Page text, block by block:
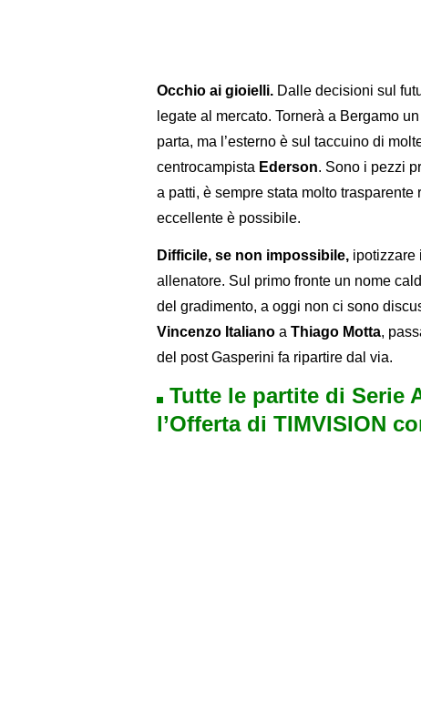
Occhio ai gioielli. Dalle decisioni sul
legate al mercato. Tornerà a Bergamo
parta, ma l’esterno è sul taccuino di
centrocampista Ederson. Sono i pezzi
a patti, è sempre stata molto
eccellente è possibile.
Difficile, se non impossibile, ipotizzare
allenatore. Sul primo fronte un nome
del gradimento, a oggi non ci sono
Vincenzo Italiano a Thiago Motta,
del post Gasperini fa ripartire dal via.
Tutte le partite di Serie
l’Offerta di TIMVISION